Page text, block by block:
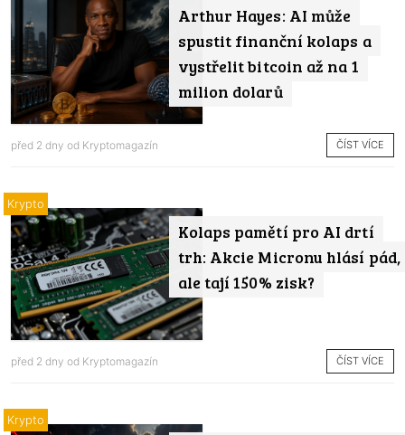
Arthur Hayes: AI může
spustit finanční kolaps a
vystřelit bitcoin až na 1
milion dolarů
před 2 dny od Kryptomagazín ČÍST VÍCE
Kolaps pamětí pro AI drtí
trh: Akcie Micronu hlásí pád,
ale tají 150% zisk?
Krypto
před 2 dny od Kryptomagazín ČÍST VÍCE
Krypto